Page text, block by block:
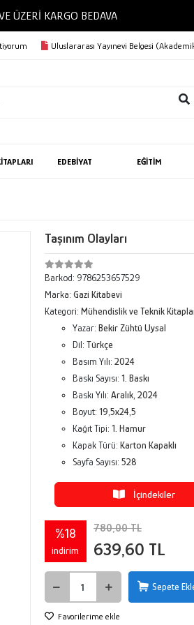
TL VE ÜZERİ KARGO BEDAVA
Uluslararası Yayınevi Belgesi
EDEBİYAT EĞİTİM
Taşınım Olayları
Barkod: 9786253657529
Marka: Gazi Kitabevi
Kategori: Mühendislik ve Teknik
Yazar: Bekir Zühtü Uysal
Dil: Türkçe
Basım Yılı: 2024
Baskı Sayısı: 1. Baskı
Baskı Yılı: Aralık, 2024
Boyut: 19,5x24,5
Kağıt Tipi: 1. Hamur
Kapak Türü: Karton Kapaklı
Sayfa Sayısı: 528
İçindekiler
%18
indirim
780,00 TL
639,60 TL
Sepete
Favorilerime ekle